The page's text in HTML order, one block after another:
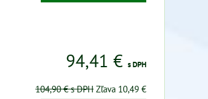
94,41 € s DPH
104,90 €s DPH Zľava 10,49 €